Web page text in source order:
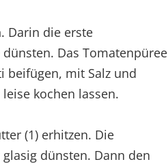
Darin die erste
Das Tomatenpüree
beifügen, mit Salz und
kochen lassen.
(1) erhitzen. Die
dünsten. Dann den